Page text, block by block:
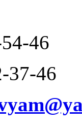
46
37-46